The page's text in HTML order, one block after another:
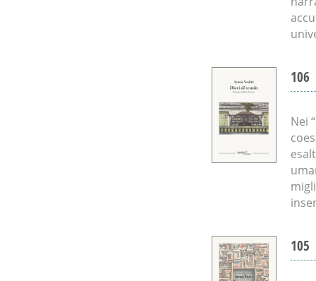
106
Nei
105